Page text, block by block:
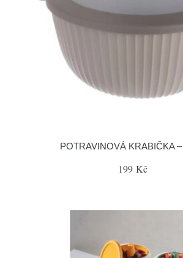
POTRAVINOVÁ KRABIČKA
199 Kč